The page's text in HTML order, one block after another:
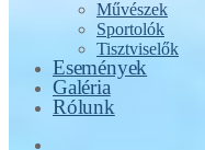
Művészek
Sportolók
Tisztviselők
Események
Galéria
Rólunk